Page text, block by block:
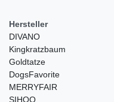
Hersteller
DIVANO
Kingkratzbaum
Goldtatze
DogsFavorite
MERRYFAIR
SIHOO